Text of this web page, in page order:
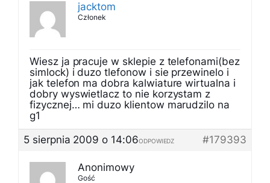
jacktom
Członek
Wiesz ja pracuje w sklepie z telefonami(bez
simlock) i duzo tlefonow i sie przewinelo i
jak telefon ma dobra kalwiature wirtualna i
dobry wyswietlacz to nie korzystam z
fizycznej… mi duzo klientow marudzilo na
g1
5 sierpnia 2009 o 14:06
#179393
ODPOWIEDZ
Anonimowy
Gość